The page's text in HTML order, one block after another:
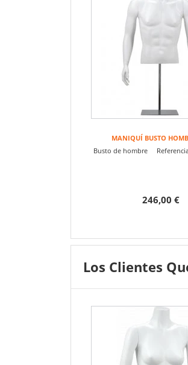
MANIQUÍ BUSTO
Busto de hombre Referencia
246,00 €
Los Clientes